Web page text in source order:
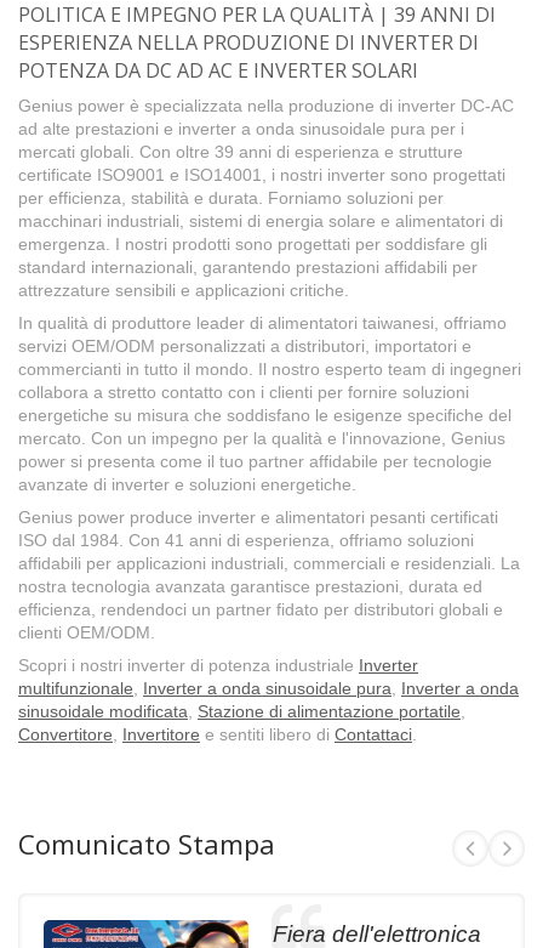
POLITICA E IMPEGNO PER LA QUALITÀ | 39 ANNI DI
ESPERIENZA NELLA PRODUZIONE DI INVERTER DI
POTENZA DA DC AD AC E INVERTER SOLARI
Genius power è specializzata nella produzione di inverter DC-AC
ad alte prestazioni e inverter a onda sinusoidale pura per i
mercati globali. Con oltre 39 anni di esperienza e strutture
certificate ISO9001 e ISO14001, i nostri inverter sono progettati
per efficienza, stabilità e durata. Forniamo soluzioni per
macchinari industriali, sistemi di energia solare e alimentatori di
emergenza. I nostri prodotti sono progettati per soddisfare gli
standard internazionali, garantendo prestazioni affidabili per
attrezzature sensibili e applicazioni critiche.
In qualità di produttore leader di alimentatori taiwanesi, offriamo
servizi OEM/ODM personalizzati a distributori, importatori e
commercianti in tutto il mondo. Il nostro esperto team di ingegneri
collabora a stretto contatto con i clienti per fornire soluzioni
energetiche su misura che soddisfano le esigenze specifiche del
mercato. Con un impegno per la qualità e l'innovazione, Genius
power si presenta come il tuo partner affidabile per tecnologie
avanzate di inverter e soluzioni energetiche.
Genius power produce inverter e alimentatori pesanti certificati
ISO dal 1984. Con 41 anni di esperienza, offriamo soluzioni
affidabili per applicazioni industriali, commerciali e residenziali. La
nostra tecnologia avanzata garantisce prestazioni, durata ed
efficienza, rendendoci un partner fidato per distributori globali e
clienti OEM/ODM.
Scopri i nostri inverter di potenza industriale
Inverter
multifunzionale, Inverter a onda sinusoidale pura,
Inverter a onda
sinusoidale modificata, Stazione di alimentazione portatile,
Convertitore, Invertitore e sentiti libero di Contattaci.
Comunicato Stampa
Fiera dell'elettronica